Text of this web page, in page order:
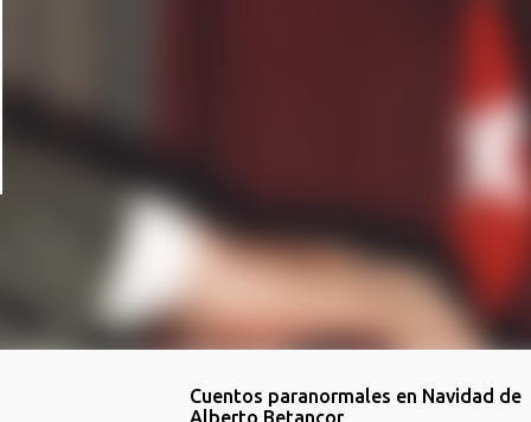
Cuentos paranormales en Navidad de
Alberto Betancor